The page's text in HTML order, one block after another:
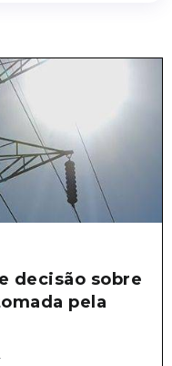
decisão sobre
pela